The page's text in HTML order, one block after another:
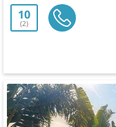
10
2